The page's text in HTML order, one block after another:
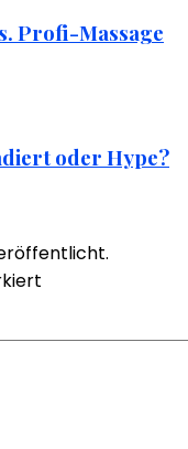
Profi-Massage
oder Hype?